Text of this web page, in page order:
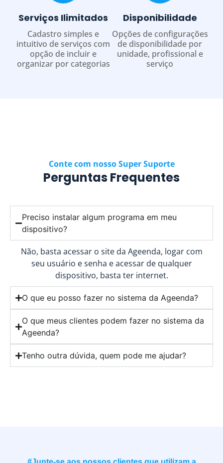
Serviços Ilimitados
Cadastro simples e
intuitivo de serviços com
opção de incluir e
organizar por categorias
Disponibilidade
Opções de configurações
de disponibilidade por
unidade, profissional e
serviço
Conte com nosso Super Suporte
Perguntas Frequentes
Preciso instalar algum programa em meu
dispositivo?
Não, basta acessar o site da Ageenda, logar com
seu usuário e senha e acessar de qualquer
dispositivo, basta ter internet.
O que eu posso fazer no sistema da Ageenda?
O que meus clientes podem fazer no sistema da
Ageenda?
Tenho outra dúvida, quem pode me ajudar?